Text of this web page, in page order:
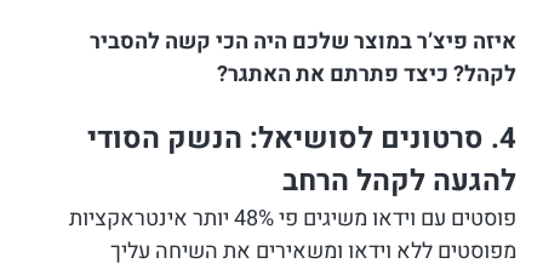
איזה פיצ’ר במוצר שלכם היה הכי קשה להסביר
לקהל? כיצד פתרתם את האתגר?
4. סרטונים לסושיאל: הנשק הסודי
להגעה לקהל הרחב
פוסטים עם וידאו משיגים פי 48% יותר אינטראקציות
מפוסטים ללא וידאו ומשאירים את השיחה עליך